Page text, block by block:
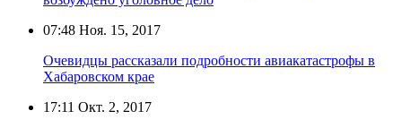
07:48 Ноя. 15, 2017
Очевидцы рассказали подробности авиакатастрофы в
Хабаровском крае
17:11 Окт. 2, 2017